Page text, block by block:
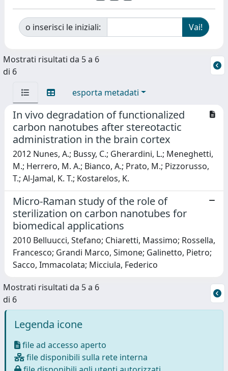
o inserisci le iniziali:
Mostrati risultati da 5 a 6
di 6
esporta metadati
In vivo degradation of functionalized
carbon nanotubes after stereotactic
administration in the brain cortex
2012 Nunes, A.; Bussy, C.; Gherardini, L.; Meneghetti,
M.; Herrero, M. A.; Bianco, A.; Prato, M.; Pizzorusso,
T.; Al-Jamal, K. T.; Kostarelos, K.
Micro-Raman study of the role of
sterilization on carbon nanotubes for
biomedical applications
2010 Belluucci, Stefano; Chiaretti, Massimo; Rossella,
Francesco; Grandi Marco, Simone; Galinetto, Pietro;
Sacco, Immacolata; Micciula, Federico
Mostrati risultati da 5 a 6
di 6
Legenda icone
file ad accesso aperto
file disponibili sulla rete interna